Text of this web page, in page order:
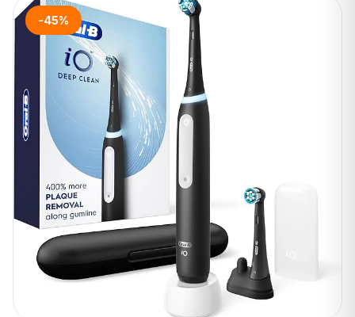
-45%